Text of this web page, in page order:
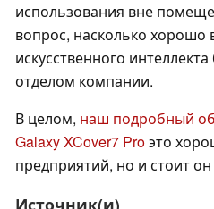
использования вне
вопрос, насколько хорошо
искусственного
отделом компании.
В целом, наш подробный
Galaxy XCover7 Proэто
предприятий, но и стоит
Источник(и)